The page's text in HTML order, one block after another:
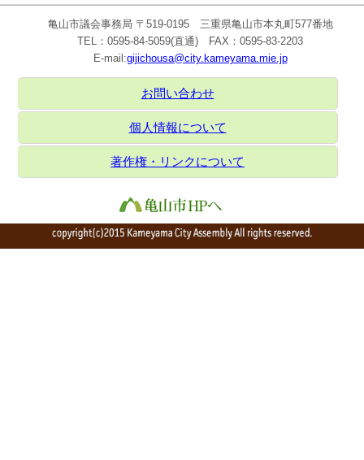
亀山市議会事務局 〒519-0195 三重県亀山市本丸町577番地
TEL：0595-84-5059(直通) FAX：0595-83-2203
E-mail:gijichousa@city.kameyama.mie.jp
お問い合わせ
個人情報について
著作権・リンクについて